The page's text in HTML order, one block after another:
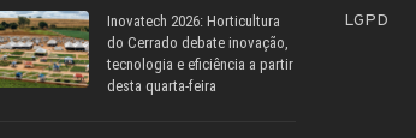
Inovatech 2026: Horticultura
do Cerrado debate inovação,
tecnologia e eficiência a partir
desta quarta-feira
LGPD